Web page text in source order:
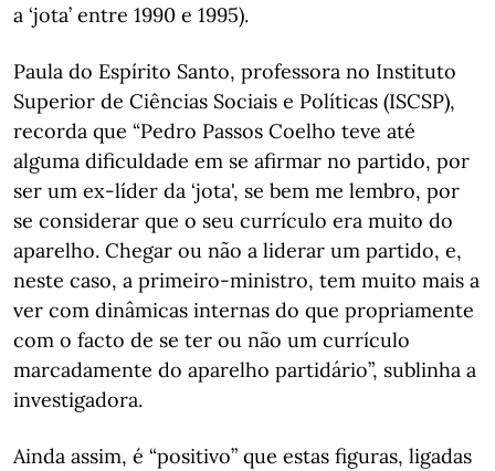
a ‘jota’ entre 1990 e 1995).
Paula do Espírito Santo, professora no Instituto
Superior de Ciências Sociais e Políticas (ISCSP),
recorda que “Pedro Passos Coelho teve até
alguma dificuldade em se afirmar no partido, por
ser um ex-líder da ‘jota', se bem me lembro, por
se considerar que o seu currículo era muito do
aparelho. Chegar ou não a liderar um partido, e,
neste caso, a primeiro-ministro, tem muito mais a
ver com dinâmicas internas do que propriamente
com o facto de se ter ou não um currículo
marcadamente do aparelho partidário”, sublinha a
investigadora.
Ainda assim, é “positivo” que estas figuras, ligadas